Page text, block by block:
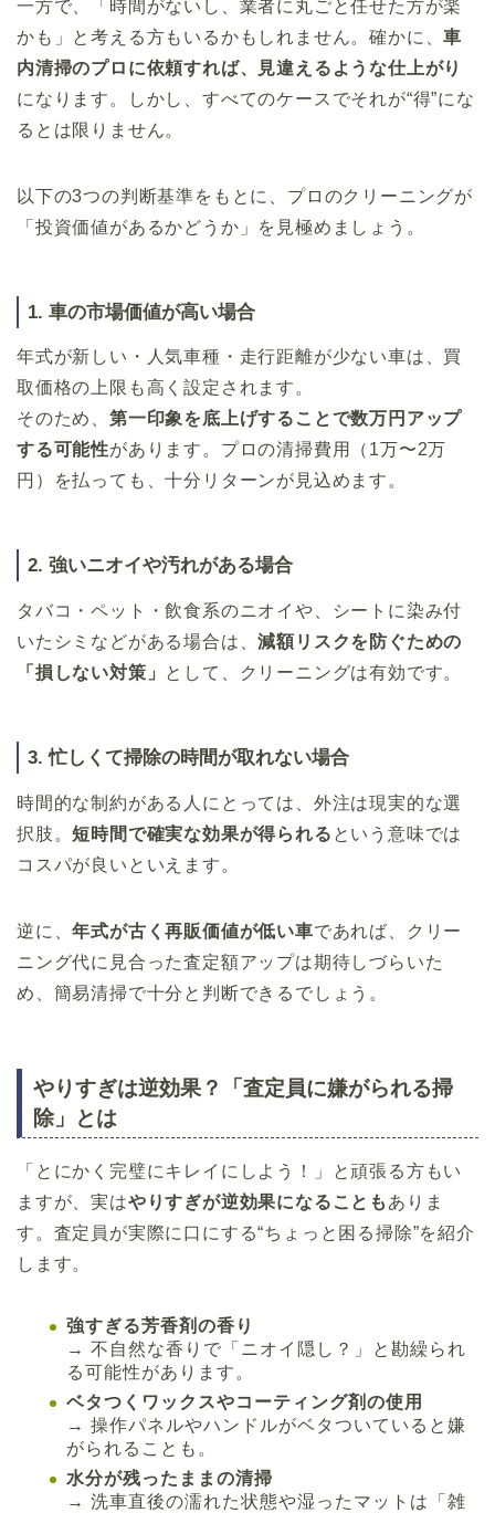
一方で、「時間がないし、業者に丸ごと任せた方が楽
かも」と考える方もいるかもしれません。確かに、車
内清掃のプロに依頼すれば、見違えるような仕上がり
になります。しかし、すべてのケースでそれが“得”にな
るとは限りません。
以下の3つの判断基準をもとに、プロのクリーニングが
「投資価値があるかどうか」を見極めましょう。
1. 車の市場価値が高い場合
年式が新しい・人気車種・走行距離が少ない車は、買
取価格の上限も高く設定されます。
そのため、 第一印象を底上げすることで数万円アップ
する可能性があります。プロの清掃費用（1万〜2万
円）を払っても、十分リターンが見込めます。
2. 強いニオイや汚れがある場合
タバコ・ペット・飲食系のニオイや、シートに染み付
いたシミなどがある場合は、減額リスクを防ぐための
「損しない対策」 として、クリーニングは有効です。
3. 忙しくて掃除の時間が取れない場合
時間的な制約がある人にとっては、外注は現実的な選
択肢。短時間で確実な効果が得られる という意味では
コスパが良いといえます。
逆に、年式が古く再販価値が低い車であれば、クリー
ニング代に見合った査定額アップは期待しづらいた
め、簡易清掃で十分と判断できるでしょう。
やりすぎは逆効果？「査定員に嫌がられる掃
除」とは
「とにかく完璧にキレイにしよう！」と頑張る方もい
ますが、実はやりすぎが逆効果になることも ありま
す。査定員が実際に口にする“ちょっと困る掃除”を紹介
します。
強すぎる芳香剤の香り
→ 不自然な香りで「ニオイ隠し？」と勘繰られ
る可能性があります。
ベタつくワックスやコーティング剤の使用
→ 操作パネルやハンドルがベタついていると嫌
がられることも。
水分が残ったままの清掃
→ 洗車直後の濡れた状態や湿ったマットは「雑